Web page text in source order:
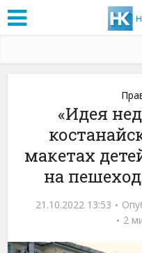
«Идея
макетах
на
21.10.2022 13:53
2